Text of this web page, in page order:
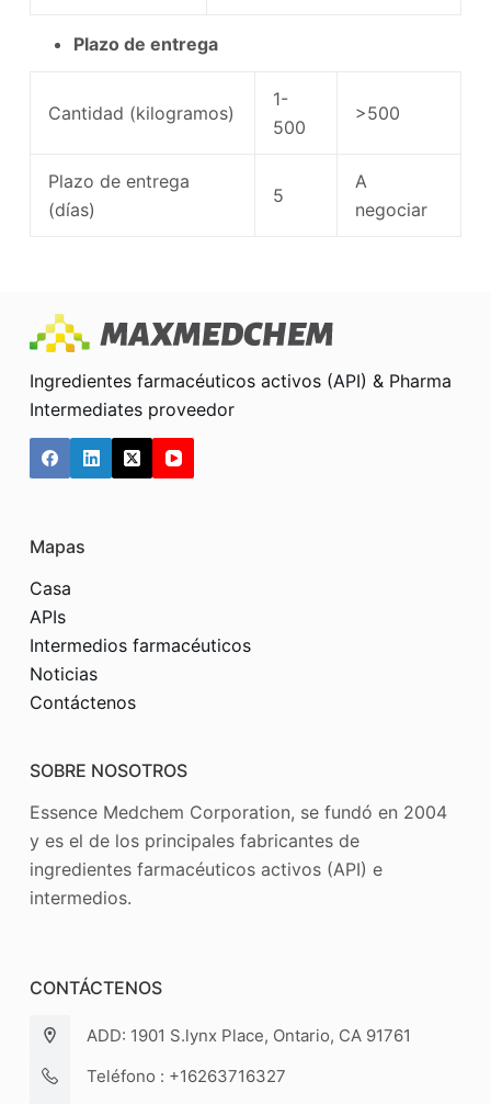
Plazo de entrega
Cantidad (kilogramos)
1-
500
>500
Plazo de entrega
(días)
5
A
negociar
Ingredientes farmacéuticos activos (API) & Pharma
Intermediates proveedor
Mapas
Casa
APIs
Intermedios farmacéuticos
Noticias
Contáctenos
SOBRE NOSOTROS
Essence Medchem Corporation, se fundó en 2004
y es el de los principales fabricantes de
ingredientes farmacéuticos activos (API) e
intermedios.
CONTÁCTENOS
ADD: 1901 S.lynx Place, Ontario, CA 91761
Teléfono : +16263716327